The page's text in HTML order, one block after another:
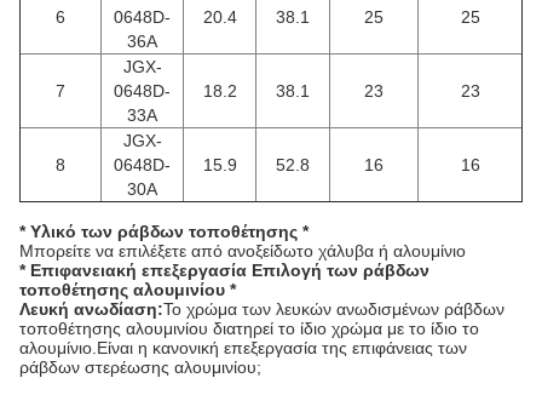
6
0648D-
36A
20.4 38.1 25 25
7
JGX-
0648D-
33A
18.2 38.1 23 23
8
JGX-
0648D-
30A
15.9 52.8 16 16
* Υλικό των ράβδων τοποθέτησης *
Μπορείτε να επιλέξετε από ανοξείδωτο χάλυβα ή αλουμίνιο
* Επιφανειακή επεξεργασία Επιλογή των ράβδων
τοποθέτησης αλουμινίου *
Λευκή ανωδίαση:Το χρώμα των λευκών ανωδισμένων ράβδων
τοποθέτησης αλουμινίου διατηρεί το ίδιο χρώμα με το ίδιο το
αλουμίνιο.Είναι η κανονική επεξεργασία της επιφάνειας των
ράβδων στερέωσης αλουμινίου;